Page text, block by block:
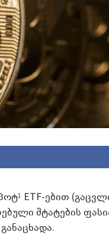
1
ETF-ებით
შტატების